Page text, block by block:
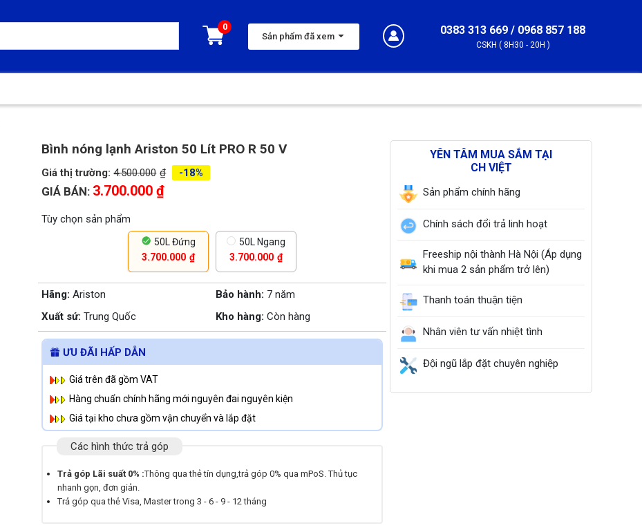
Sản phẩm đã xem 0383 313 669 / 0968 857 188
CSKH ( 8H30 - 20H )
Bình nóng lạnh Ariston 50 Lít PRO R 50 V
Giá thị trường:4.500.000 ₫ -18%
GIÁ BÁN: 3.700.000 ₫
Tùy chọn sản phẩm
50L Đứng
3.700.000 ₫
50L Ngang
3.700.000 ₫
Hãng: Ariston Bảo hành: 7 năm
Xuất sứ: Trung Quốc Kho hàng: Còn hàng
ƯU ĐÃI HẤP DẪN
Giá trên đã gồm VAT
Hàng chuẩn chính hãng mới nguyên đai nguyên kiện
Giá tại kho chưa gồm vận chuyển và lắp đặt
Các hình thức trả góp
Trả góp Lãi suất 0% :Thông qua thẻ tín dụng,trả góp 0% qua mPoS. Thủ tục
nhanh gọn, đơn giản.
Trả góp qua thẻ Visa, Master trong 3 - 6 - 9 - 12 tháng
YÊN TÂM MUA SẮM TẠI
CH VIỆT
Sản phẩm chính hãng
Chính sách đổi trả linh hoạt
Freeship nội thành Hà Nội (Áp dụng
khi mua 2 sản phẩm trở lên)
Thanh toán thuận tiện
Nhân viên tư vấn nhiệt tình
Đội ngũ lắp đặt chuyên nghiệp